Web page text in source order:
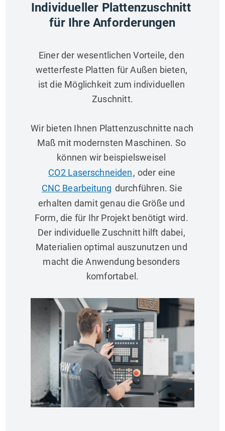
Individueller Plattenzuschnitt
für Ihre Anforderungen
Einer der wesentlichen Vorteile, den
wetterfeste Platten für Außen bieten,
ist die Möglichkeit zum individuellen
Zuschnitt.
Wir bieten Ihnen Plattenzuschnitte nach
Maß mit modernsten Maschinen. So
können wir beispielsweisel
CO2 Laserschneiden, oder eine
CNC Bearbeitung durchführen. Sie
erhalten damit genau die Größe und
Form, die für Ihr Projekt benötigt wird.
Der individuelle Zuschnitt hilft dabei,
Materialien optimal auszunutzen und
macht die Anwendung besonders
komfortabel.